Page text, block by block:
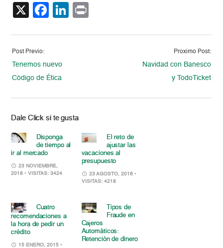
X Facebook
LinkedIn
Post Previo:
Tenemos nuevo
Código de Ética
Proximo Post:
Navidad con Banesco
y TodoTicket
Dale Click si te gusta
Disponga
de tiempo al
ir al mercado
23 NOVIEMBRE,
2018 • VISITAS: 3424
El reto de
ajustar las
vacaciones al
presupuesto
23 AGOSTO, 2016 •
VISITAS: 4218
Cuatro
recomendaciones a
la hora de pedir un
crédito
15 ENERO, 2015 •
Tipos de
Fraude en
Cajeros
Automáticos:
Retención de dinero